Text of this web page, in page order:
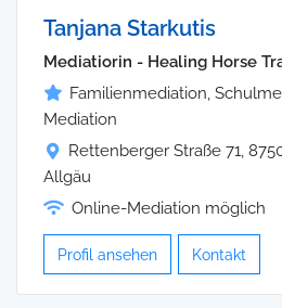
Tanjana Starkutis
Mediatiorin - Healing Horse
Familienmediation,
Mediation
Rettenberger Straße 71,
Allgäu
Online-Mediation möglich
Profil ansehen Kontakt